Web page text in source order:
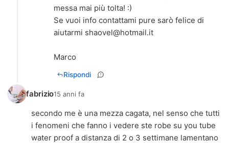
messa mai più tolta! :)
Se vuoi info contattami pure sarò felice di
aiutarmi shaovel@hotmail.it
Marco
Rispondi
fabrizio15 anni fa
secondo me è una mezza cagata, nel senso che tutti
i fenomeni che fanno i vedere ste robe su you tube
water proof a distanza di 2 o 3 settimane lamentano